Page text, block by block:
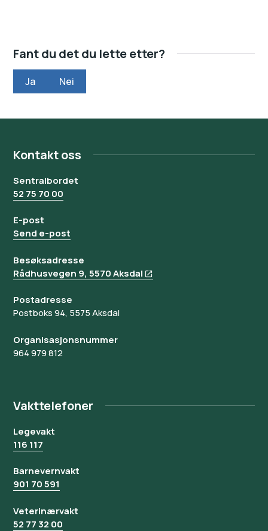
Fant du det du lette etter?
Ja Nei
Kontakt oss
Sentralbordet
52 75 70 00
E-post
Send e-post
Besøksadresse
Rådhusvegen 9, 5570 Aksdal
Postadresse
Postboks 94, 5575 Aksdal
Organisasjonsnummer
964 979 812
Vakttelefoner
Legevakt
116 117
Barnevernvakt
901 70 591
Veterinærvakt
52 77 32 00